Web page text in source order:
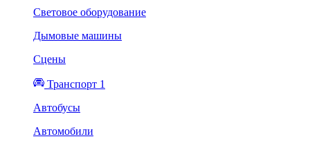
Световое оборудование
Дымовые машины
Сцены
Транспорт 1
Автобусы
Автомобили